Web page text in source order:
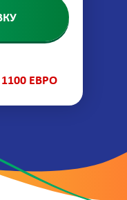
1100 ЕВРО